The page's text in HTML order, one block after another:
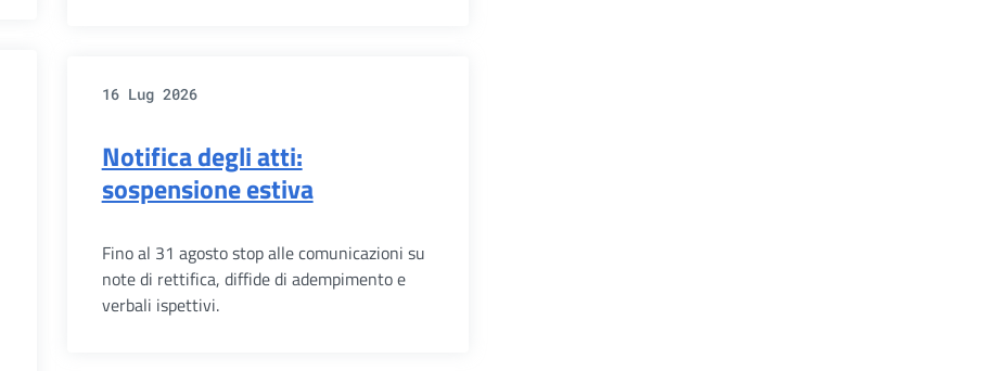
16 Lug 2026
Notifica degli atti:
sospensione estiva
Fino al 31 agosto stop alle comunicazioni su
note di rettifica, diffide di adempimento e
verbali ispettivi.